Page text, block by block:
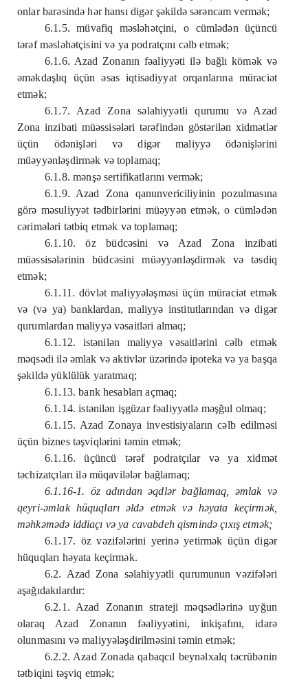
onlar barəsində hər hansı digər şəkildə sərəncam vermək;
6.1.5. müvafiq məsləhətçini, o cümlədən üçüncü
tərəf məsləhətçisini və ya podratçını cəlb etmək;
6.1.6. Azad Zonanın fəaliyyəti ilə bağlı kömək və
əməkdaşlıq üçün əsas iqtisadiyyat orqanlarına müraciət
etmək;
6.1.7. Azad Zona səlahiyyətli qurumu və Azad
Zona inzibati müəssisələri tərəfindən göstərilən xidmətlər
üçün ödənişləri və digər maliyyə ödənişlərini
müəyyənləşdirmək və toplamaq;
6.1.8. mənşə sertifikatlarını vermək;
6.1.9. Azad Zona qanunvericiliyinin pozulmasına
görə məsuliyyət tədbirlərini müəyyən etmək, o cümlədən
cərimələri tətbiq etmək və toplamaq;
6.1.10. öz büdcəsini və Azad Zona inzibati
müəssisələrinin büdcəsini müəyyənləşdirmək və təsdiq
etmək;
6.1.11. dövlət maliyyələşməsi üçün müraciət etmək
və (və ya) banklardan, maliyyə institutlarından və digər
qurumlardan maliyyə vəsaitləri almaq;
6.1.12. istənilən maliyyə vəsaitlərini cəlb etmək
məqsədi ilə əmlak və aktivlər üzərində ipoteka və ya başqa
şəkildə yüklülük yaratmaq;
6.1.13. bank hesabları açmaq;
6.1.14. istənilən işgüzar fəaliyyətlə məşğul olmaq;
6.1.15. Azad Zonaya investisiyaların cəlb edilməsi
üçün biznes təşviqlərini təmin etmək;
6.1.16. üçüncü tərəf podratçılar və ya xidmət
təchizatçıları ilə müqavilələr bağlamaq;
6.1.16-1. öz adından əqdlər bağlamaq, əmlak və
qeyri-əmlak hüquqları əldə etmək və həyata keçirmək,
məhkəmədə iddiaçı və ya cavabdeh qismində çıxış etmək;
6.1.17. öz vəzifələrini yerinə yetirmək üçün digər
hüquqları həyata keçirmək.
6.2. Azad Zona səlahiyyətli qurumunun vəzifələri
aşağıdakılardır:
6.2.1. Azad Zonanın strateji məqsədlərinə uyğun
olaraq Azad Zonanın fəaliyyətini, inkişafını, idarə
olunmasını və maliyyələşdirilməsini təmin etmək;
6.2.2. Azad Zonada qabaqcıl beynəlxalq təcrübənin
tətbiqini təşviq etmək;